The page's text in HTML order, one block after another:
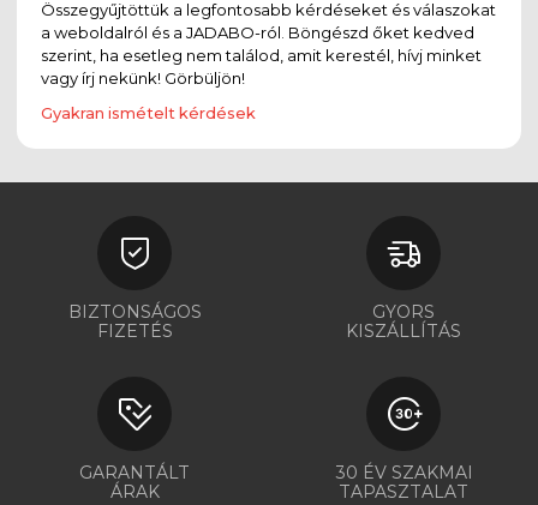
Összegyűjtöttük a legfontosabb kérdéseket és válaszokat
a weboldalról és a JADABO-ról. Böngészd őket kedved
szerint, ha esetleg nem találod, amit kerestél, hívj minket
vagy írj nekünk! Görbüljön!
Gyakran ismételt kérdések
BIZTONSÁGOS
FIZETÉS
GYORS
KISZÁLLÍTÁS
GARANTÁLT
ÁRAK
30 ÉV SZAKMAI
TAPASZTALAT